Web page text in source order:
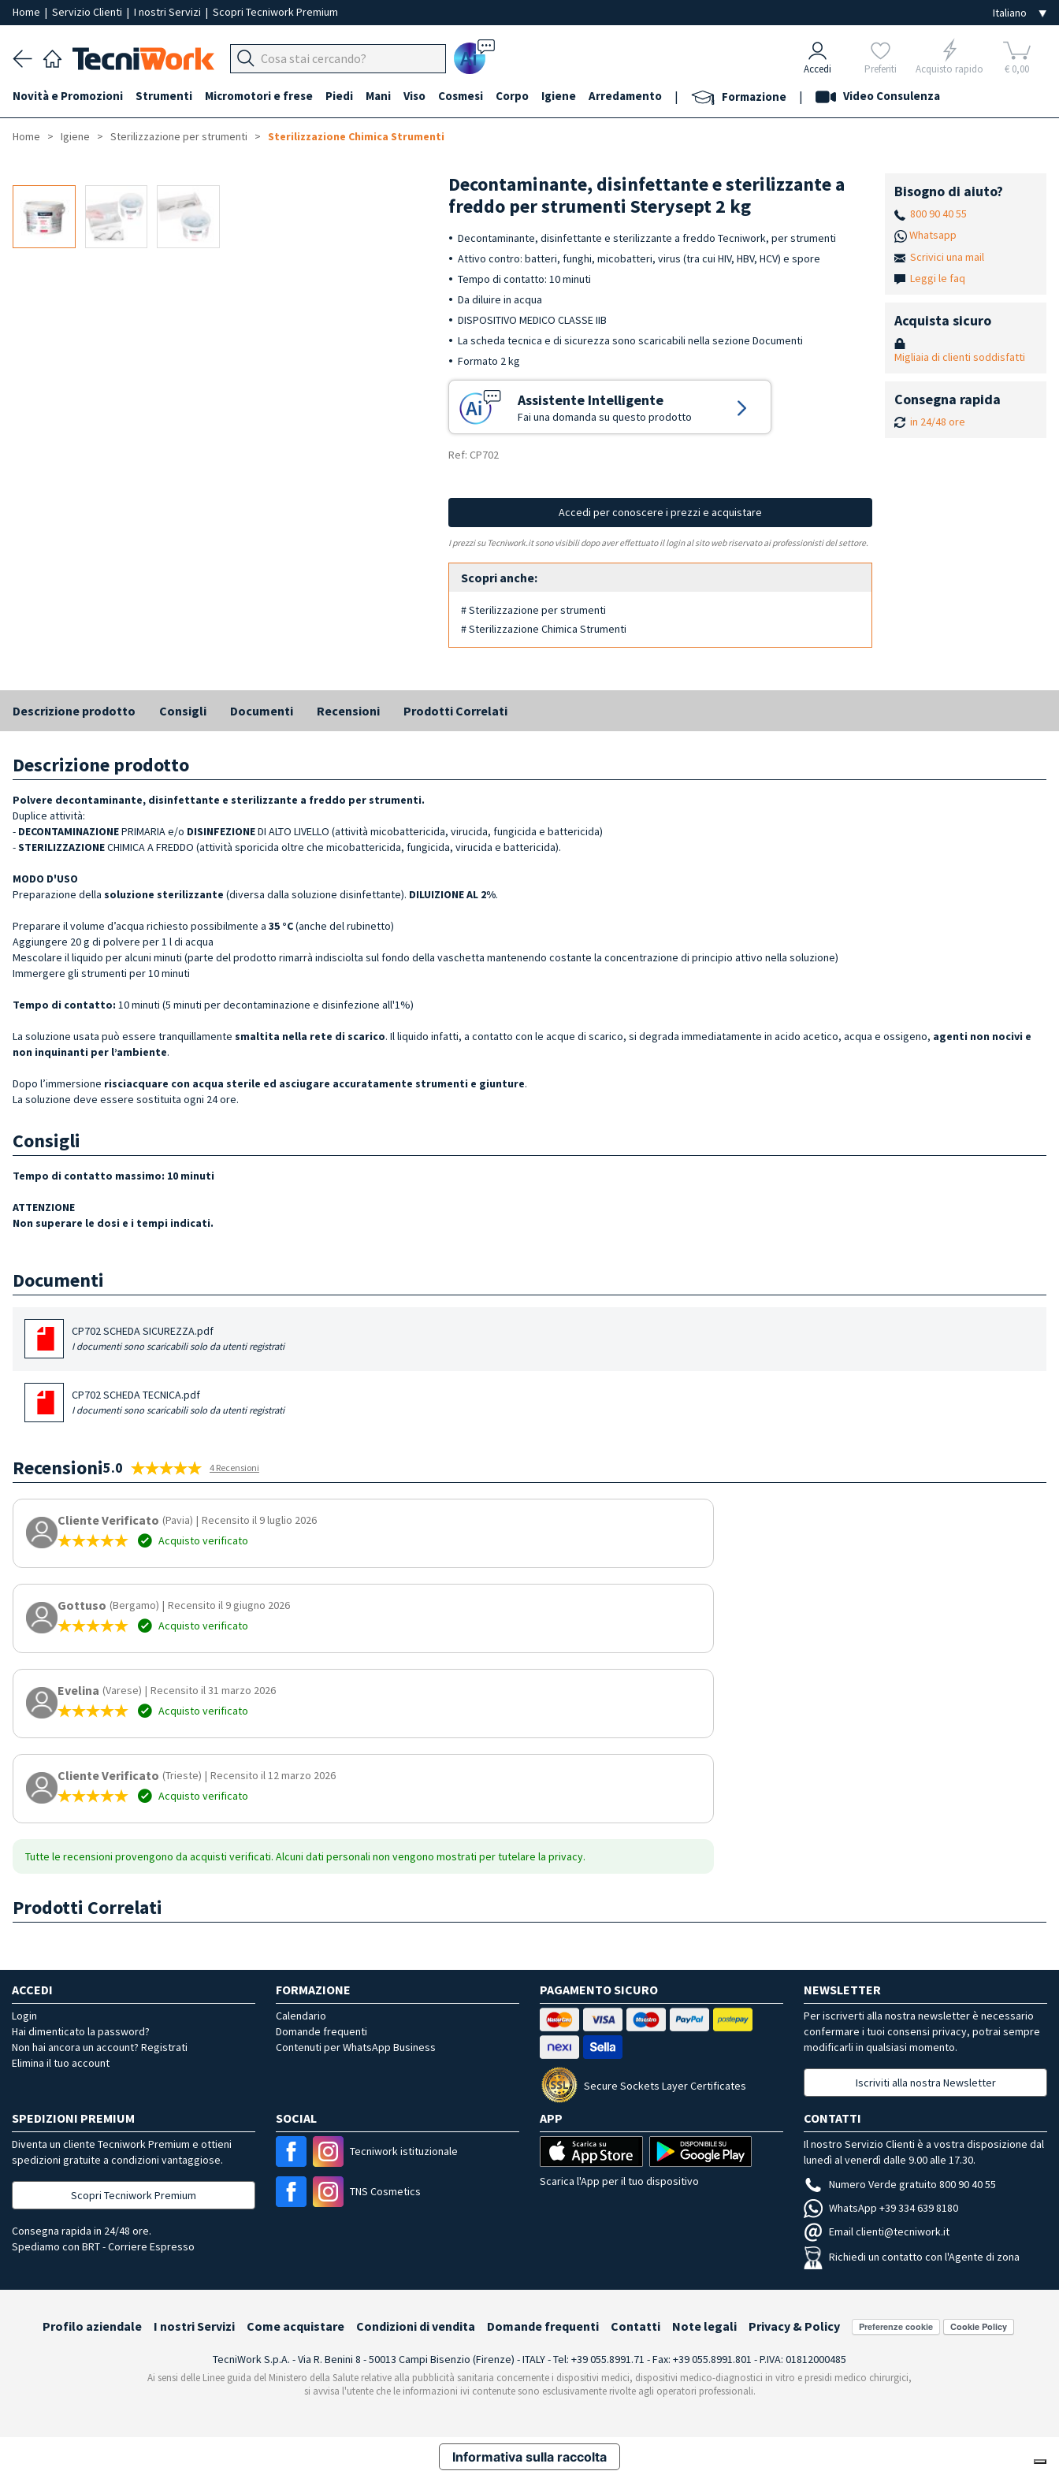
Home | Servizio Clienti | I nostri Servizi | Scopri Tecniwork Premium
Ai Accedi Preferiti Acquisto rapido € 0,00
Novità e Promozioni Strumenti Micromotori e frese Piedi Mani Viso Cosmesi Corpo Igiene Arredamento | Formazione | Video Consulenza
Home Igiene Sterilizzazione per strumenti Sterilizzazione Chimica Strumenti
Decontaminante, disinfettante e sterilizzante a
freddo per strumenti Sterysept 2 kg
Decontaminante, disinfettante e sterilizzante a freddo Tecniwork, per strumenti
Attivo contro: batteri, funghi, micobatteri, virus (tra cui HIV, HBV, HCV) e spore
Tempo di contatto: 10 minuti
Da diluire in acqua
DISPOSITIVO MEDICO CLASSE IIB
La scheda tecnica e di sicurezza sono scaricabili nella sezione Documenti
Formato 2 kg
Assistente Intelligente
Fai una domanda su questo prodotto
Ref: CP702
Accedi per conoscere i prezzi e acquistare
I prezzi su Tecniwork.it sono visibili dopo aver effettuato il login al sito web riservato ai professionisti del settore.
Scopri anche:
# Sterilizzazione per strumenti
# Sterilizzazione Chimica Strumenti
Bisogno di aiuto?
800 90 40 55
Whatsapp
Scrivici una mail
Leggi le faq
Acquista sicuro
Migliaia di clienti soddisfatti
Consegna rapida
in 24/48 ore
Descrizione prodotto Consigli Documenti Recensioni Prodotti Correlati
Descrizione prodotto
Polvere decontaminante, disinfettante e sterilizzante a freddo per strumenti.
Duplice attività:
- DECONTAMINAZIONEPRIMARIA e/o DISINFEZIONEDI ALTO LIVELLO (attività micobattericida, virucida, fungicida e battericida)
-STERILIZZAZIONECHIMICA A FREDDO (attività sporicida oltre che micobattericida, fungicida, virucida e battericida).
MODO D'USO
Preparazione della soluzione sterilizzante (diversa dalla soluzione disinfettante). DILUIZIONE AL 2%.
Preparare il volume d’acqua richiesto possibilmente a 35 °C(anche del rubinetto)
Aggiungere 20 g di polvere per 1 l di acqua
Mescolare il liquido per alcuni minuti (parte del prodotto rimarrà indisciolta sul fondo della vaschetta mantenendo costante la concentrazione di principio attivo nella soluzione)
Immergere gli strumenti per 10 minuti
Tempo di contatto: 10 minuti (5 minuti per decontaminazione e disinfezione all'1%)
La soluzione usata può essere tranquillamente smaltita nella rete di scarico. Il liquido infatti, a contatto con le acque di scarico, si degrada immediatamente in acido acetico, acqua e ossigeno, agenti non nocivi e
non inquinanti per l’ambiente.
Dopo l’immersione risciacquare con acqua sterile ed asciugare accuratamente strumenti e giunture.
La soluzione deve essere sostituita ogni 24 ore.
Consigli
Tempo di contatto massimo: 10 minuti
ATTENZIONE
Non superare le dosi e i tempi indicati.
Documenti
CP702 SCHEDA SICUREZZA.pdf
I documenti sono scaricabili solo da utenti registrati
CP702 SCHEDA TECNICA.pdf
I documenti sono scaricabili solo da utenti registrati
Recensioni5.0 4 Recensioni
Cliente Verificato (Pavia) | Recensito il 9 luglio 2026
Acquisto verificato
Gottuso (Bergamo) | Recensito il 9 giugno 2026
Acquisto verificato
Evelina (Varese) | Recensito il 31 marzo 2026
Acquisto verificato
Cliente Verificato (Trieste) | Recensito il 12 marzo 2026
Acquisto verificato
Tutte le recensioni provengono da acquisti verificati. Alcuni dati personali non vengono mostrati per tutelare la privacy.
Prodotti Correlati
ACCEDI
Login
Hai dimenticato la password?
Non hai ancora un account? Registrati
Elimina il tuo account
FORMAZIONE
Calendario
Domande frequenti
Contenuti per WhatsApp Business
PAGAMENTO SICURO
Secure Sockets Layer Certificates
NEWSLETTER
Per iscriverti alla nostra newsletter è necessario
confermare i tuoi consensi privacy, potrai sempre
modificarli in qualsiasi momento.
Iscriviti alla nostra Newsletter
SPEDIZIONI PREMIUM
Diventa un cliente Tecniwork Premium e ottieni
spedizioni gratuite a condizioni vantaggiose.
Scopri Tecniwork Premium
Consegna rapida in 24/48 ore.
Spediamo con BRT - Corriere Espresso
SOCIAL
Tecniwork istituzionale
TNS Cosmetics
APP
Scarica l'App per il tuo dispositivo
CONTATTI
Il nostro Servizio Clienti è a vostra disposizione dal
lunedì al venerdì dalle 9.00 alle 17.30.
Numero Verde gratuito 800 90 40 55
WhatsApp +39 334 639 8180
Email clienti@tecniwork.it
Richiedi un contatto con l'Agente di zona
Profilo aziendale I nostri Servizi Come acquistare Condizioni di vendita Domande frequenti Contatti Note legali Privacy & Policy Preferenze cookie
TecniWork S.p.A. - Via R. Benini 8 - 50013 Campi Bisenzio (Firenze) - ITALY - Tel: +39 055.8991.71 - Fax: +39 055.8991.801 - P.IVA: 01812000485
Ai sensi delle Linee guida del Ministero della Salute relative alla pubblicità sanitaria concernente i dispositivi medici, dispositivi medico-diagnostici in vitro e presidi medico chirurgici,
si avvisa l'utente che le informazioni ivi contenute sono esclusivamente rivolte agli operatori professionali.
Informativa sulla raccolta